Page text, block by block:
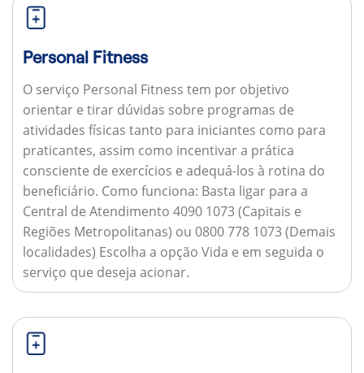
Personal Fitness
O serviço Personal Fitness tem por objetivo
orientar e tirar dúvidas sobre programas de
atividades físicas tanto para iniciantes como para
praticantes, assim como incentivar a prática
consciente de exercícios e adequá-los à rotina do
beneficiário. Como funciona: Basta ligar para a
Central de Atendimento 4090 1073 (Capitais e
Regiões Metropolitanas) ou 0800 778 1073 (Demais
localidades) Escolha a opção Vida e em seguida o
serviço que deseja acionar.